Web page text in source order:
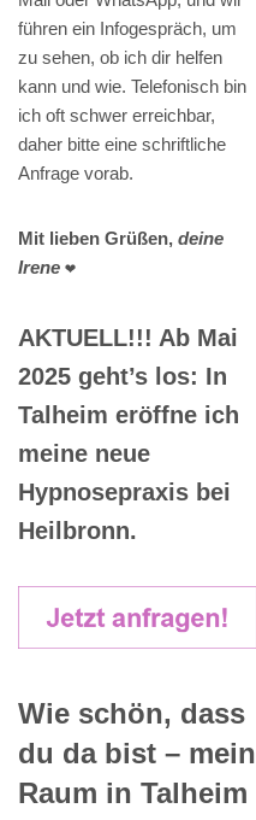
führen ein Infogespräch, um
zu sehen, ob ich dir helfen
kann und wie. Telefonisch bin
ich oft schwer erreichbar,
daher bitte eine schriftliche
Anfrage vorab.
Mit lieben Grüßen, deine
Irene ❤️
AKTUELL!!! Ab Mai
2025 geht’s los: In
Talheim eröffne ich
meine neue
Hypnosepraxis bei
Heilbronn.
Wie schön, dass
du da bist – mein
Raum in Talheim